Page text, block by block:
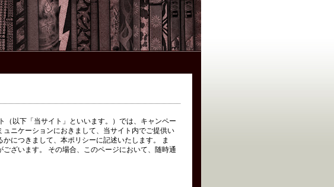
以下「当サイト」といいます。）では、キャンペー
ニケーションにおきまして、当サイト内でご提供い
につきまして、本ポリシーに記述いたします。 ま
ざいます。 その場合、このページにおいて、随時通